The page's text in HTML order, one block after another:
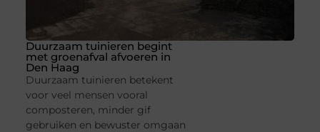
Duurzaam tuinieren begint
met groenafval afvoeren in
Den Haag
Duurzaam tuinieren betekent
voor veel mensen vooral
composteren, minder gif
gebruiken en bewuster omgaan